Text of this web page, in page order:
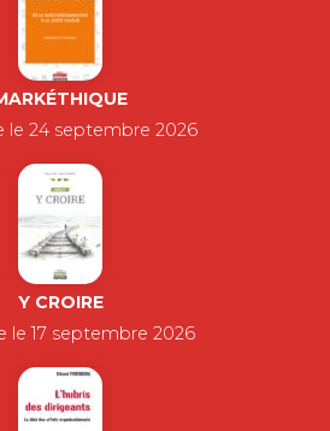
le 24 septembre 2026
Y CROIRE
le 17 septembre 2026